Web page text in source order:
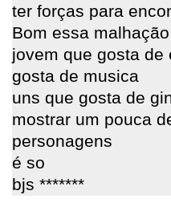
ter forças para
Bom essa
jovem que gosta
gosta de musica
uns que gosta de
mostrar um pouca
personagens
é so
bjs *******